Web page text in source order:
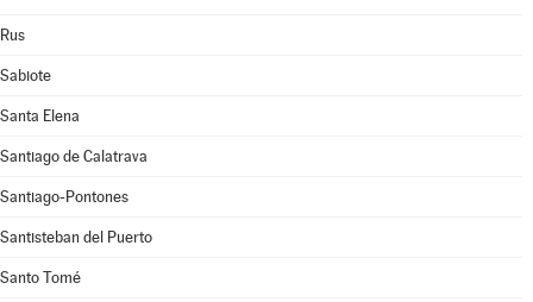
Rus
Sabiote
Santa Elena
Santiago de Calatrava
Santiago-Pontones
Santisteban del Puerto
Santo Tomé